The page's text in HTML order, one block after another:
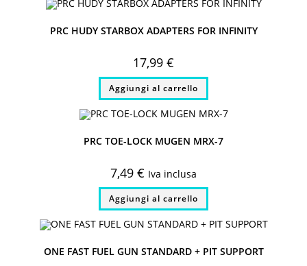
PRC HUDY STARBOX ADAPTERS FOR INFINITY
17,99 €
Aggiungi al carrello
PRC TOE-LOCK MUGEN MRX-7
7,49 € Iva inclusa
Aggiungi al carrello
ONE FAST FUEL GUN STANDARD + PIT SUPPORT